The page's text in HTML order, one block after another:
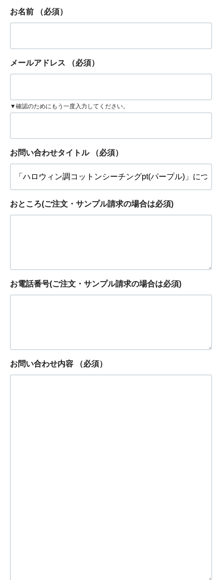
お名前 （必須）
メールアドレス （必須）
▼確認のためにもう一度入力してください。
お問い合わせタイトル （必須）
おところ(ご注文・サンプル請求の場合は必須)
お電話番号(ご注文・サンプル請求の場合は必須)
お問い合わせ内容 （必須）